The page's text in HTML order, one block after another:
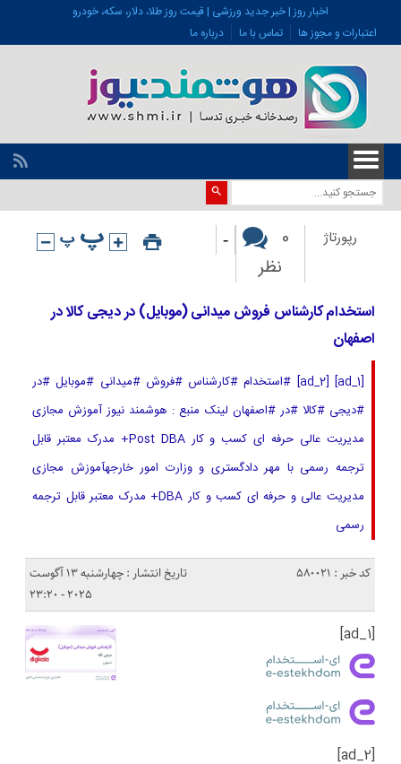
اخبار روز | خبر جدید ورزشی | قیمت روز طلا، دلار، سکه، خودرو
اعتبارات و مجوز ها
تماس با ما درباره ما
رپورتاژ
0
نظر
-
استخدام کارشناس فروش میدانی (موبایل) در دیجی کالا در
اصفهان
[ad_1] [ad_2] #استخدام #کارشناس #فروش #میدانی #موبایل #در
#دیجی #کالا #در #اصفهان لینک منبع : هوشمند نیوز آموزش مجازی
مدیریت عالی حرفه ای کسب و کار Post DBA+ مدرک معتبر قابل
ترجمه رسمی با مهر دادگستری و وزارت امور خارجهآموزش مجازی
مدیریت عالی و حرفه ای کسب و کار DBA+ مدرک معتبر قابل ترجمه
رسمی
کد خبر : 580021
تاریخ انتشار : چهارشنبه 13 آگوست
2025 - 23:20
[ad_1]
[ad_2]